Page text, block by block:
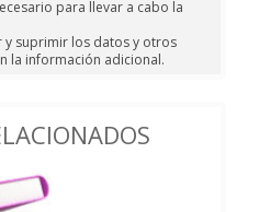
para llevar a cabo la
y suprimir los datos y otros
la información adicional.